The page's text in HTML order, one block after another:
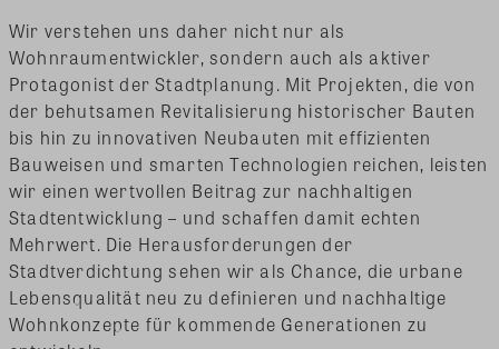
Wir verstehen uns daher nicht nur als
Wohnraumentwickler, sondern auch als aktiver
Protagonist der Stadtplanung. Mit Projekten, die von
der behutsamen Revitalisierung historischer Bauten
bis hin zu innovativen Neubauten mit effizienten
Bauweisen und smarten Technologien reichen, leisten
wir einen wertvollen Beitrag zur nachhaltigen
Stadtentwicklung – und schaffen damit echten
Mehrwert. Die Herausforderungen der
Stadtverdichtung sehen wir als Chance, die urbane
Lebensqualität neu zu definieren und nachhaltige
Wohnkonzepte für kommende Generationen zu